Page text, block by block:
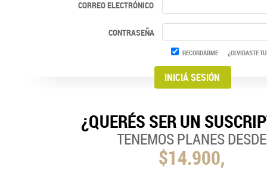
CORREO ELECTRÓNICO
CONTRASEÑA
RECORDARME ¿OLVIDASTE TU
¿QUERÉS SER UN
TENEMOS PLANES DESDE
$14.900,